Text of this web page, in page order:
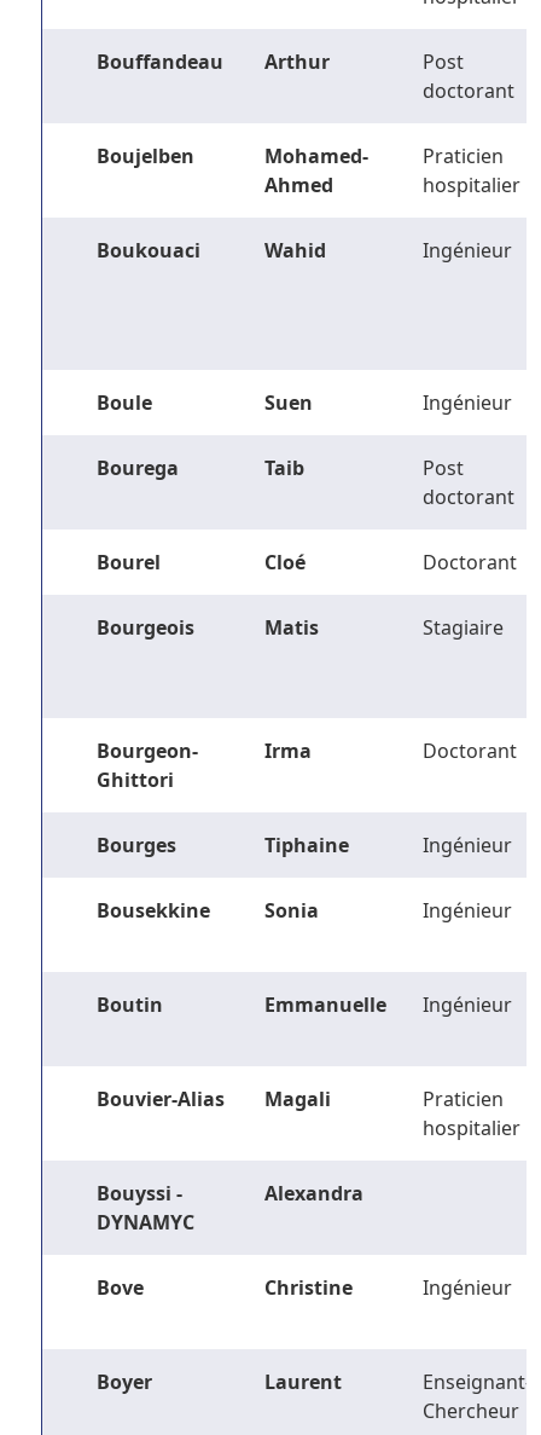
Bouffandeau Arthur
Post
doctorant
Boujelben
Mohamed-
Ahmed
Praticien
hospitalier
Boukouaci Wahid Ingénieur
Boule Suen Ingénieur
Bourega Taib
Post
doctorant
Bourel Cloé Doctorant
Bourgeois Matis Stagiaire
Bourgeon-
Ghittori
Irma Doctorant
Bourges Tiphaine Ingénieur
Bousekkine Sonia Ingénieur
Boutin Emmanuelle Ingénieur
Bouvier-Alias Magali
Praticien
hospitalier
Bouyssi -
DYNAMYC
Alexandra
Bove Christine Ingénieur
Boyer Laurent
Enseignant-
Chercheur